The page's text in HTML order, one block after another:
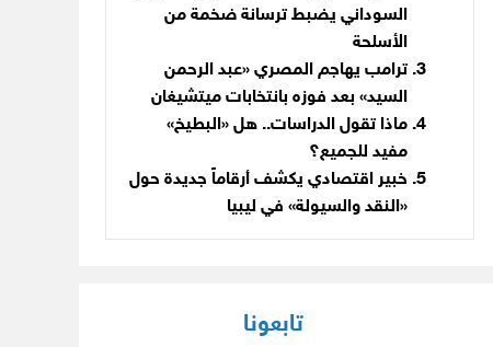
السوداني يضبط ترسانة ضخمة من
الأسلحة
ترامب يهاجم المصري «عبد الرحمن
السيد» بعد فوزه بانتخابات ميتشيغان
ماذا تقول الدراسات.. هل «البطيخ»
مفيد للجميع؟
خبير اقتصادي يكشف أرقاماً جديدة حول
«النقد والسيولة» في ليبيا
تابعونا